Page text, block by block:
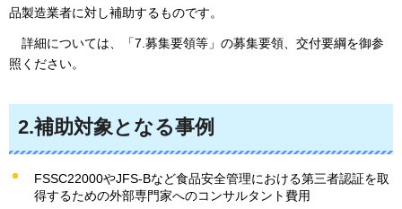
品製造業者に対し補助するものです。
詳細については、「7.募集要領等」の募集要領、交付要綱を御参
照ください。
2.補助対象となる事例
FSSC22000やJFS-Bなど食品安全管理における第三者認証を取
得するための外部専門家へのコンサルタント費用